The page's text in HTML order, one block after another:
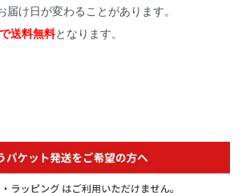
け日が変わることがあります。
送料無料となります。